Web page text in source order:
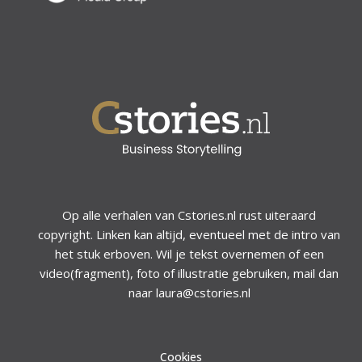
Op alle verhalen van Cstories.nl rust uiteraard
copyright. Linken kan altijd, eventueel met de intro van
het stuk erboven. Wil je tekst overnemen of een
video(fragment), foto of illustratie gebruiken, mail dan
naar laura@cstories.nl
Cookies